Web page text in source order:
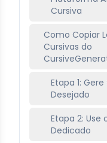
Cursiva
Como Copiar
Cursivas do
Etapa 1:
Desejado
Etapa 2: Use
Dedicado